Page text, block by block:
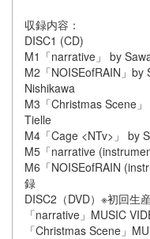
収録内容：
DISC1 (CD)
M1「narrative」 by
M2「NOISEofRAIN」
Nishikawa
M3「Christmas Scene
Tielle
M4「Cage <NTv>」 by
M5「narrative
M6「NOISEofRAIN
録
DISC2（DVD）※初回生
「narrative」MUSIC
「Christmas Scene」